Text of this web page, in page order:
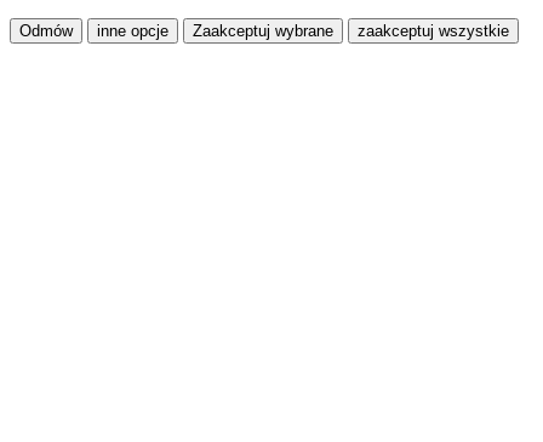
Odmów inne opcje Zaakceptuj wybrane zaakceptuj wszystkie